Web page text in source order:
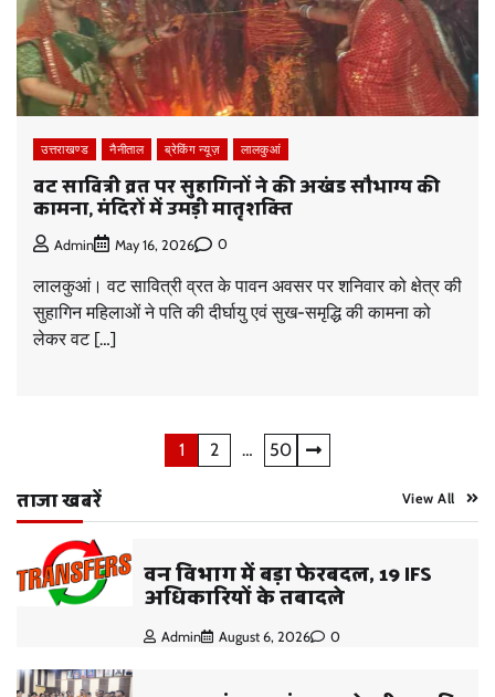
उत्तराखण्ड नैनीताल ब्रेकिंग न्यूज़ लालकुआं
वट सावित्री व्रत पर सुहागिनों ने की अखंड सौभाग्य की
कामना, मंदिरों में उमड़ी मातृशक्ति
Admin May 16, 2026 0
लालकुआं। वट सावित्री व्रत के पावन अवसर पर शनिवार को क्षेत्र की
सुहागिन महिलाओं ने पति की दीर्घायु एवं सुख-समृद्धि की कामना को
लेकर वट […]
pagination
1 2 … 50
ताजा खबरें View All
वन विभाग में बड़ा फेरबदल, 19 IFS
अधिकारियों के तबादले
Admin August 6, 2026 0